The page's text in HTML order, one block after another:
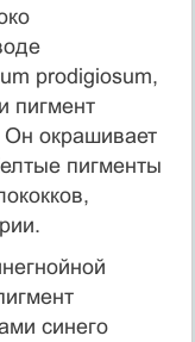
prodigiosum,
пигмент
Он окрашивает
пигменты
синего